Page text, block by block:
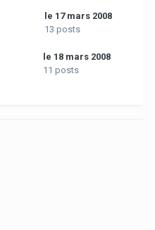
le 17 mars 2008
13 posts
le 18 mars 2008
11 posts